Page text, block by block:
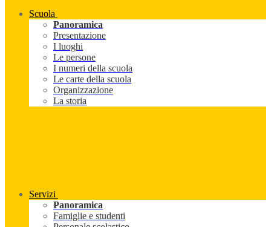
Scuola
Panoramica
Presentazione
I luoghi
Le persone
I numeri della scuola
Le carte della scuola
Organizzazione
La storia
Servizi
Panoramica
Famiglie e studenti